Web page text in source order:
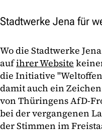
Stadtwerke Jena für
Wo die Stadtwerke
aufihrer Website
die Initiative
damit auch ein
von Thüringens AfD-
bei der vergangenen
der Stimmen im